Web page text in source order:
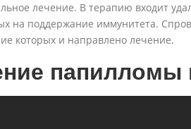
лечение. В терапию входит
на поддержание иммунитета.
которых и направлено лечение.
папилломы